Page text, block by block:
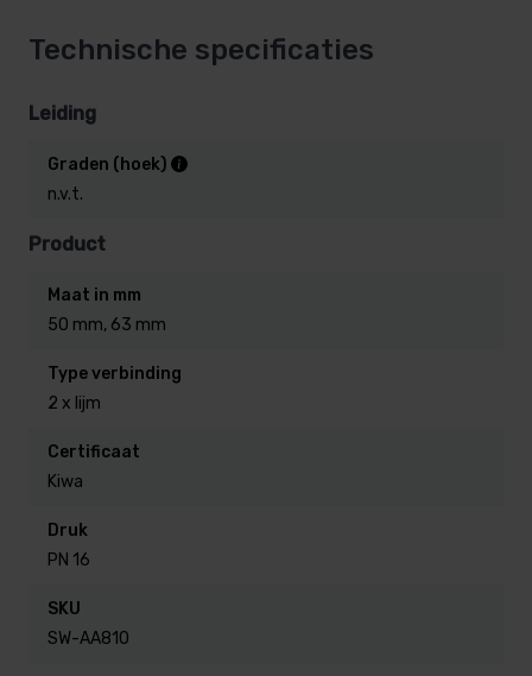
Technische specificaties
Leiding
Graden (hoek)
n.v.t.
Product
Maat in mm
50 mm, 63 mm
Type verbinding
2 x lijm
Certificaat
Kiwa
Druk
PN 16
SKU
SW-AA810